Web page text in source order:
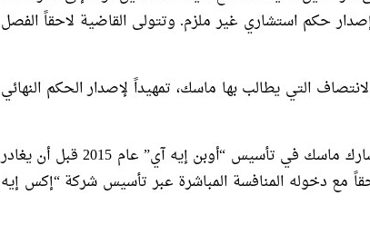
حكم استشاري غير ملزم. وتتولى القاضية لاحقاً الفصل
التي يطالب بها ماسك، تمهيداً لإصدار الحكم النهائي
يعود الخلاف بين الطرفين إلى سنوات، إذ شارك ماسك في تأسيس “أوبن إيه آي” عام 2015 قبل أن يغادر
التوتر لاحقاً مع دخوله المنافسة المباشرة عبر تأسيس شركة “إكس إيه